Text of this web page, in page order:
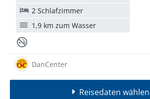
2 Schlafzimmer
1,9 km zum Wasser
DanCenter
Reisedaten wählen